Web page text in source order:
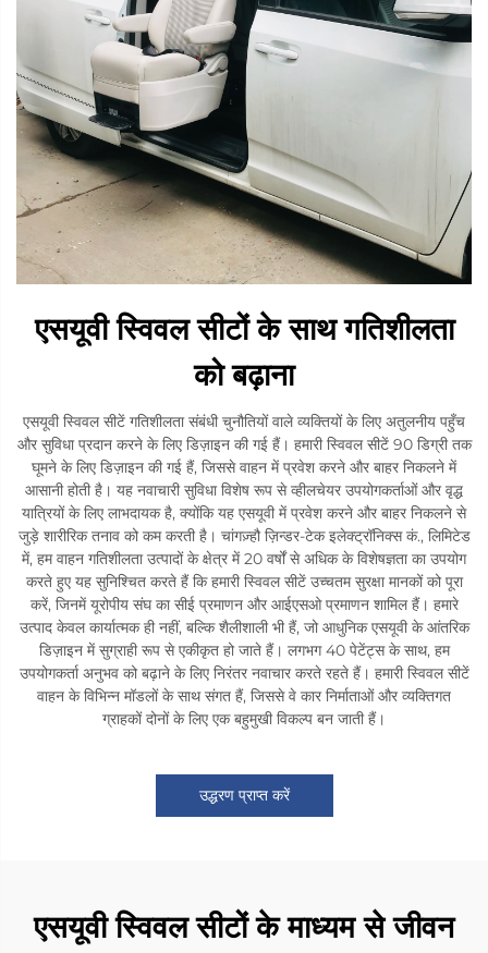
एसयूवी स्विवल सीटों के साथ गतिशीलता
को बढ़ाना
एसयूवी स्विवल सीटें गतिशीलता संबंधी चुनौतियों वाले व्यक्तियों के लिए अतुलनीय पहुँच
और सुविधा प्रदान करने के लिए डिज़ाइन की गई हैं। हमारी स्विवल सीटें 90 डिग्री तक
घूमने के लिए डिज़ाइन की गई हैं, जिससे वाहन में प्रवेश करने और बाहर निकलने में
आसानी होती है। यह नवाचारी सुविधा विशेष रूप से व्हीलचेयर उपयोगकर्ताओं और वृद्ध
यात्रियों के लिए लाभदायक है, क्योंकि यह एसयूवी में प्रवेश करने और बाहर निकलने से
जुड़े शारीरिक तनाव को कम करती है। चांगज़्हौ ज़िन्डर-टेक इलेक्ट्रॉनिक्स कं., लिमिटेड
में, हम वाहन गतिशीलता उत्पादों के क्षेत्र में 20 वर्षों से अधिक के विशेषज्ञता का उपयोग
करते हुए यह सुनिश्चित करते हैं कि हमारी स्विवल सीटें उच्चतम सुरक्षा मानकों को पूरा
करें, जिनमें यूरोपीय संघ का सीई प्रमाणन और आईएसओ प्रमाणन शामिल हैं। हमारे
उत्पाद केवल कार्यात्मक ही नहीं, बल्कि शैलीशाली भी हैं, जो आधुनिक एसयूवी के आंतरिक
डिज़ाइन में सुग्राही रूप से एकीकृत हो जाते हैं। लगभग 40 पेटेंट्स के साथ, हम
उपयोगकर्ता अनुभव को बढ़ाने के लिए निरंतर नवाचार करते रहते हैं। हमारी स्विवल सीटें
वाहन के विभिन्न मॉडलों के साथ संगत हैं, जिससे वे कार निर्माताओं और व्यक्तिगत
ग्राहकों दोनों के लिए एक बहुमुखी विकल्प बन जाती हैं।
उद्धरण प्राप्त करें
एसयूवी स्विवल सीटों के माध्यम से जीवन